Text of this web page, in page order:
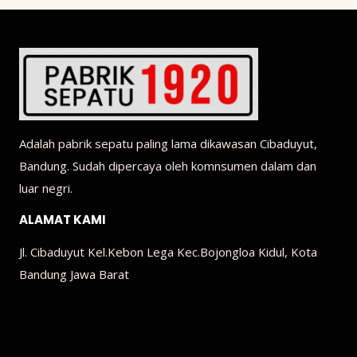
Adalah pabrik sepatu paling lama dikawasan Cibaduyut,
Bandung. Sudah dipercaya oleh komnsumen dalam dan
luar negri.
ALAMAT KAMI
Jl. Cibaduyut Kel.Kebon Lega Kec.Bojongloa Kidul, Kota
Bandung Jawa Barat